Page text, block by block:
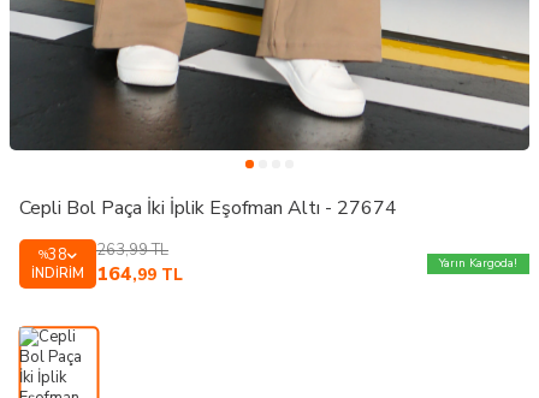
Cepli Bol Paça İki İplik Eşofman Altı - 27674
%38
İNDIRIM
263,99TL
164,99 TL
Yarın Kargoda!